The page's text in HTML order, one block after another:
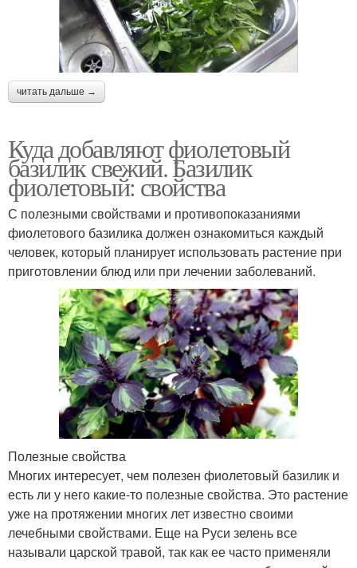
читать дальше →
Куда добавляют фиолетовый
базилик свежий. Базилик
фиолетовый: свойства
С полезными свойствами и противопоказаниями
фиолетового базилика должен ознакомиться каждый
человек, который планирует использовать растение при
приготовлении блюд или при лечении заболеваний.
Полезные свойства
Многих интересует, чем полезен фиолетовый базилик и
есть ли у него какие-то полезные свойства. Это растение
уже на протяжении многих лет известно своими
лечебными свойствами. Еще на Руси зелень все
называли царской травой, так как ее часто применяли